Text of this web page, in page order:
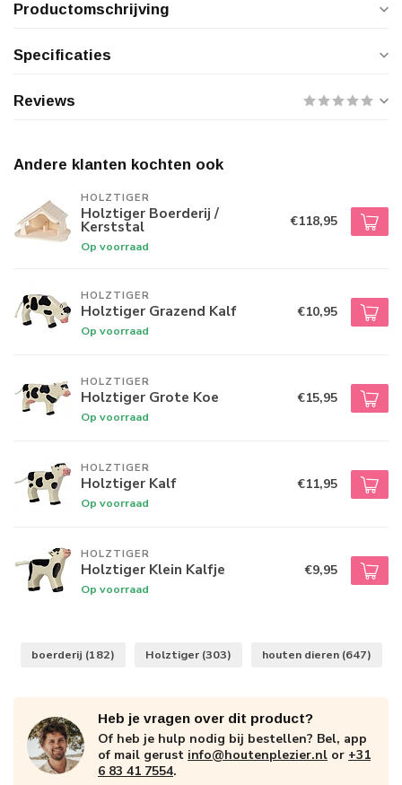
Productomschrijving
Specificaties
Reviews
Andere klanten kochten ook
HOLZTIGER
Holztiger Boerderij /
Kerststal
Op voorraad
€118,95
HOLZTIGER
Holztiger Grazend Kalf
Op voorraad
€10,95
HOLZTIGER
Holztiger Grote Koe
Op voorraad
€15,95
HOLZTIGER
Holztiger Kalf
Op voorraad
€11,95
HOLZTIGER
Holztiger Klein Kalfje
Op voorraad
€9,95
boerderij (182) Holztiger (303) houten dieren (647)
Heb je vragen over dit product?
Of heb je hulp nodig bij bestellen? Bel, app
of mail gerust info@houtenplezier.nl or +31
6 83 41 7554.